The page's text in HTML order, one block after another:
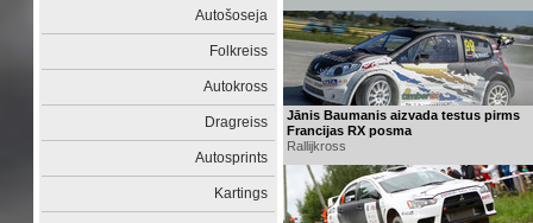
Autošoseja
Folkreiss
Autokross
Dragreiss
Autosprints
Kartings
Jānis Baumanis aizvada testus pirms
Francijas RX posma
Rallijkross